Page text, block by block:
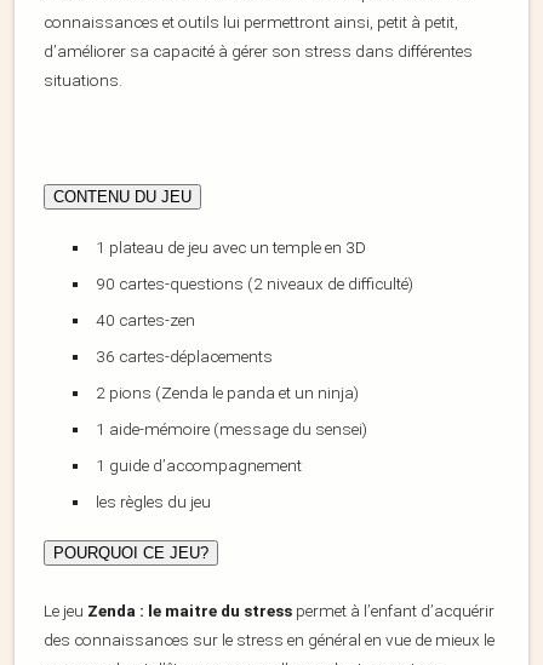
connaissances et outils lui permettront ainsi, petit à petit,
d’améliorer sa capacité à gérer son stress dans différentes
situations.
CONTENU DU JEU
1 plateau de jeu avec un temple en 3D
90 cartes-questions (2 niveaux de difficulté)
40 cartes-zen
36 cartes-déplacements
2 pions (Zenda le panda et un ninja)
1 aide-mémoire (message du sensei)
1 guide d’accompagnement
les règles du jeu
POURQUOI CE JEU?
Le jeu Zenda : le maitre du stress permet à l’enfant d’acquérir
des connaissances sur le stress en général en vue de mieux le